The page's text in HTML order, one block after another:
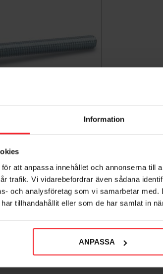
Information
att anpassa innehållet och annonserna till
trafik. Vi vidarebefordrar även sådana
och analysföretag som vi samarbetar
tillhandahållit eller som de har samlat in
ANPASSA
100st, Fast 276646
Lägg till i favoriter